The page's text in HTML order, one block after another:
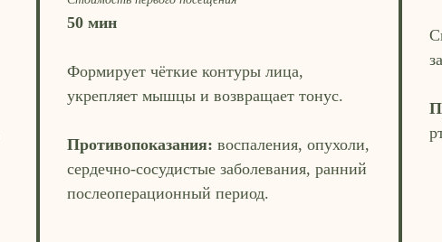
50 мин
Формирует чёткие контуры лица,
укрепляет мышцы и возвращает тонус.
Противопоказания: воспаления, опухоли,
сердечно-сосудистые заболевания, ранний
послеоперационный период.